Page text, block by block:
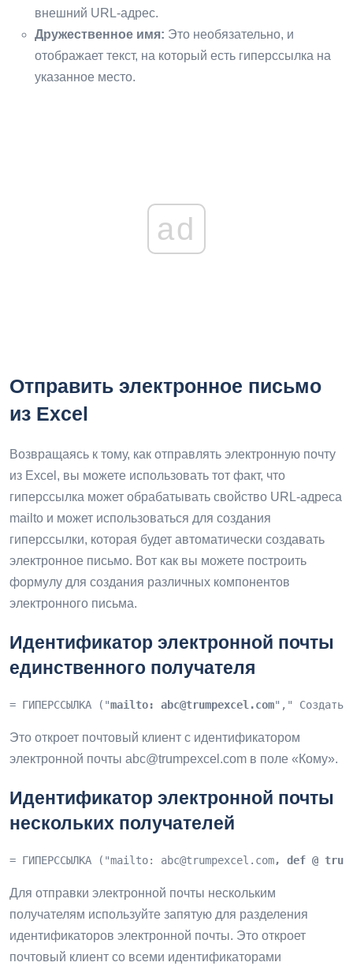
внешний URL-адрес.
Дружественное имя: Это необязательно, и
отображает текст, на который есть гиперссылка на
указанное место.
ad
Отправить электронное письмо
из Excel
Возвращаясь к тому, как отправлять электронную почту
из Excel, вы можете использовать тот факт, что
гиперссылка может обрабатывать свойство URL-адреса
mailto и может использоваться для создания
гиперссылки, которая будет автоматически создавать
электронное письмо. Вот как вы можете построить
формулу для создания различных компонентов
электронного письма.
Идентификатор электронной почты
единственного получателя
= ГИПЕРССЫЛКА ("mailto: abc@trumpexcel.com"," Создать
Это откроет почтовый клиент с идентификатором
электронной почты abc@trumpexcel.com в поле «Кому».
Идентификатор электронной почты
нескольких получателей
= ГИПЕРССЫЛКА ("mailto: abc@trumpexcel.com, def @
Для отправки электронной почты нескольким
получателям используйте запятую для разделения
идентификаторов электронной почты. Это откроет
почтовый клиент со всеми идентификаторами